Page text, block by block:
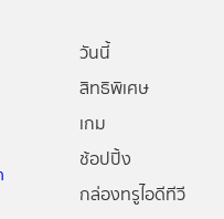
วันนี้
สิทธิพิเศษ
เกม
ช้อปปิ้ง
กล่องทรูไอดีทีวี